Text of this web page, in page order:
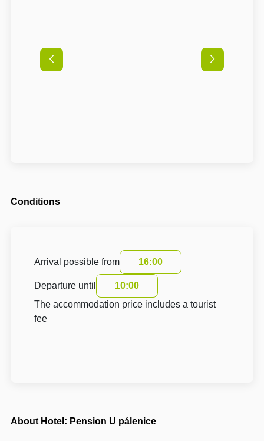
Conditions
Arrival possible from 16:00
Departure until
10:00
The accommodation price includes a tourist
fee
About Hotel: Pension U pálenice